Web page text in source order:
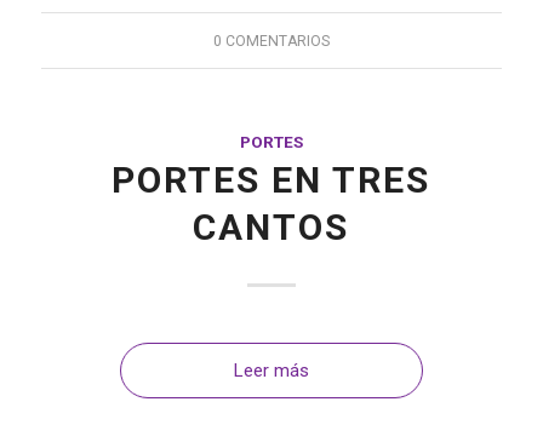
0 COMENTARIOS
PORTES
PORTES EN TRES
CANTOS
Leer más